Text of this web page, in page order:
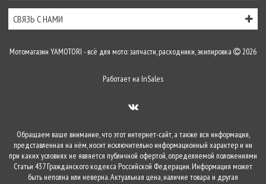
СВЯЗЬ С НАМИ
Мотомагазин YAMOTORI - всё для мото: запчасти, расходники, экипировка 2026
Работает на InSales
Обращаем ваше внимание, что этот интернет-сайт, а также вся информация,
представленная на нём, носит исключительно информационный характер и ни
при каких условиях не является публичной офертой, определяемой положениями
Статьи 437 Гражданского кодекса Российской Федерации. Информация может
быть неполна или неверна. Актуальная цена, наличие товара и другая